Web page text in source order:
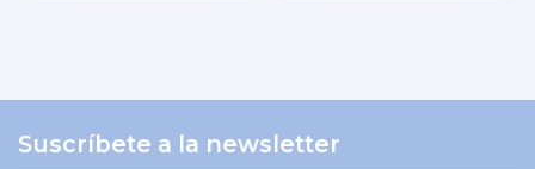
Suscríbete a la newsletter